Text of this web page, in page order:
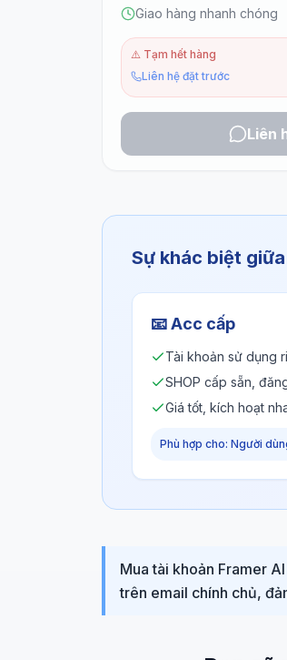
Giao hàng nhanh chóng
⚠️ Tạm hết hàng
Liên hệ đặt trước
Liên
Sự khác biệt
📧Acc cấp
Tài khoản sử dụng
SHOP cấp sẵn,
Giá tốt, kích hoạt
Phù hợp cho: Người
Mua tài khoản Framer
trên email chính chủ,